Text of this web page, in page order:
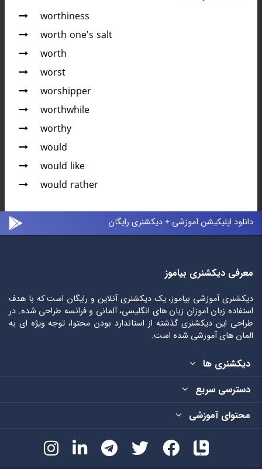
worthiness
worth one's salt
worth
worst
worshipper
worthwhile
worthy
would
would like
would rather
دانلود اپلیکیشن آموزشی + دیکشنری رایگان
معرفی دیکشنری بیاموز
دیکشنری آموزشی بیاموز، یک دیکشنری آنلاین و رایگان است که با هدف
استفاده زبان آموزان زبان های انگلیسی، آلمانی و فرانسه طراحی شده. در
طراحی این دیکشنری گذشته از استاندارد بودن محتوا، توجه ویژه ای به
المان های آموزشی شده است.
دیکشنری ها
دسترسی سریع
محتوای آموزشی